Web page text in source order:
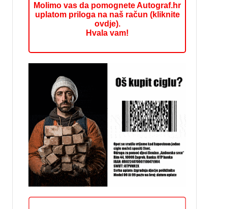
Molimo vas da pomognete Autograf.hr
uplatom priloga na naš račun (kliknite
ovdje).
Hvala vam!